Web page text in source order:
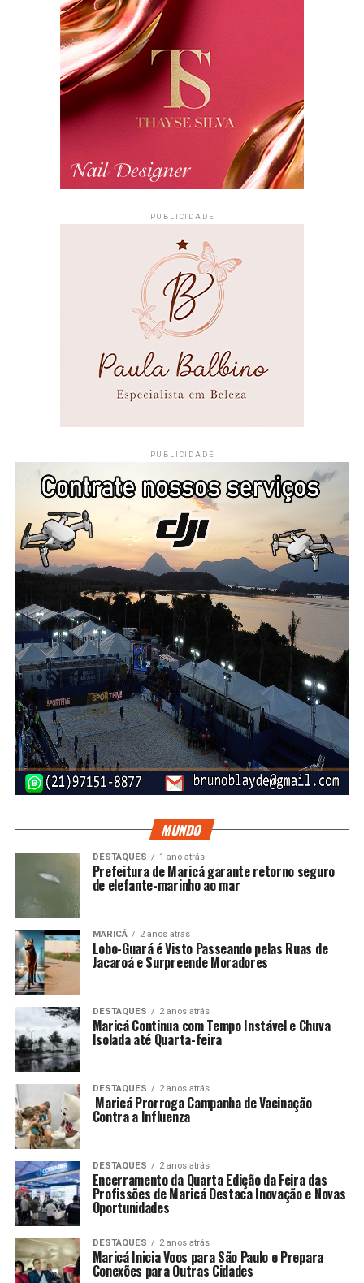
PUBLICIDADE
PUBLICIDADE
MUNDO
DESTAQUES 1 ano atrás
Prefeitura de Maricá garante retorno seguro
de elefante-marinho ao mar
MARICÁ 2 anos atrás
Lobo-Guará é Visto Passeando pelas Ruas de
Jacaroá e Surpreende Moradores
DESTAQUES 2 anos atrás
Maricá Continua com Tempo Instável e Chuva
Isolada até Quarta-feira
DESTAQUES 2 anos atrás
Maricá Prorroga Campanha de Vacinação
Contra a Influenza
DESTAQUES 2 anos atrás
Encerramento da Quarta Edição da Feira das
Profissões de Maricá Destaca Inovação e Novas
Oportunidades
DESTAQUES 2 anos atrás
Maricá Inicia Voos para São Paulo e Prepara
Conexões para Outras Cidades